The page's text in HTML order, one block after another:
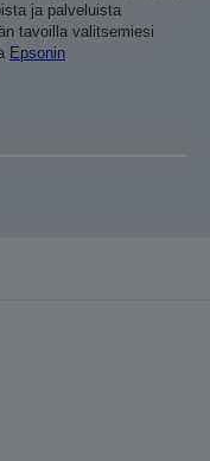
ja palveluista
tavoilla valitsemiesi
Epsonin